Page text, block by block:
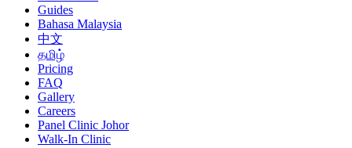
Guides
Bahasa Malaysia
中文
தமிழ்
Pricing
FAQ
Gallery
Careers
Panel Clinic Johor
Walk-In Clinic